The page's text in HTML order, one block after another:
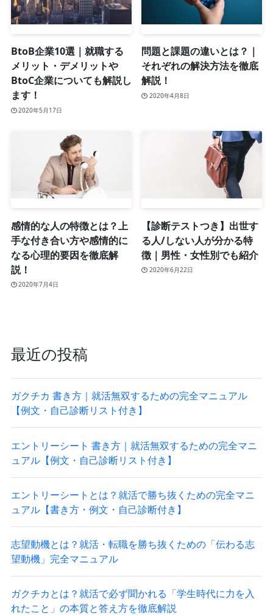
BtoB企業10選｜就職する
メリット・デメリットや
BtoC企業についても解説し
ます！
2020年5月17日
問題と課題の違いとは？｜
それぞれの解決方法を徹底
解説！
2020年4月8日
感情的な人の特徴とは？上
手な付き合い方や感情的に
なる心理的要因を徹底解
説！
2020年7月4日
【診断テストつき】出世す
る人/しない人が分かる特
徴｜男性・女性別でも紹介
2020年6月22日
最近の投稿
ガクチカ 書き方｜就活無双するための完全マニュアル
【例文・自己診断リスト付き】
エントリーシート 書き方｜就活無双するための完全マニ
ュアル【例文・自己診断リスト付き】
エントリーシートとは？就活で勝ち抜くための完全マニ
ュアル【書き方・例文・自己診断付き】
志望動機とは？就活・転職を勝ち抜くための「伝わる志
望動機」完全マニュアル
ガクチカとは？就活で必ず聞かれる「学生時代に力を入
れたこと」の本質と答え方を徹底解説